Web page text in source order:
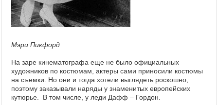
Мэри Пикфорд
На заре кинематографа еще не было официальных
художников по костюмам, актеры сами приносили костюмы
на съемки. Но они и тогда хотели выглядеть роскошно,
поэтому заказывали наряды у знаменитых европейских
кутюрье. В том числе, у леди Дафф – Гордон.